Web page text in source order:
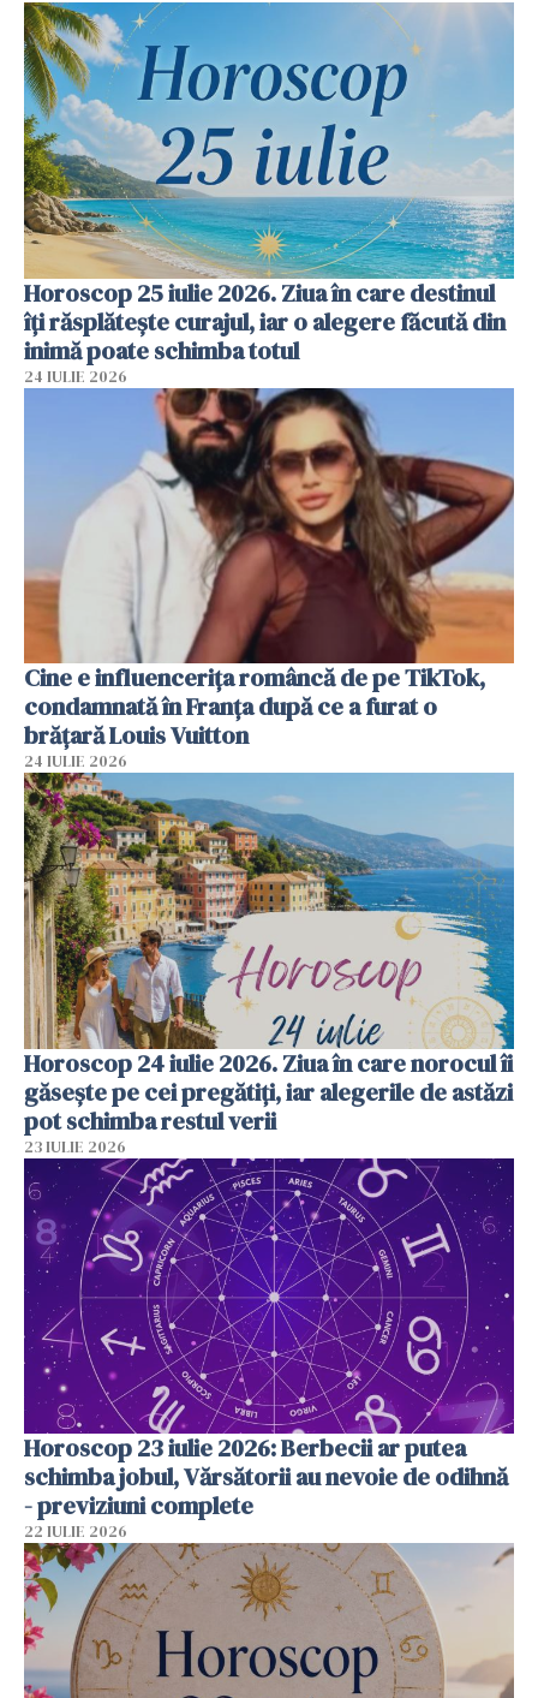
Horoscop 25 iulie 2026. Ziua în care destinul
îți răsplătește curajul, iar o alegere făcută din
inimă poate schimba totul
24 IULIE 2026
Cine e influencerița româncă de pe TikTok,
condamnată în Franța după ce a furat o
brățară Louis Vuitton
24 IULIE 2026
Horoscop 24 iulie 2026. Ziua în care norocul îi
găsește pe cei pregătiți, iar alegerile de astăzi
pot schimba restul verii
23 IULIE 2026
Horoscop 23 iulie 2026: Berbecii ar putea
schimba jobul, Vărsătorii au nevoie de odihnă
- previziuni complete
22 IULIE 2026